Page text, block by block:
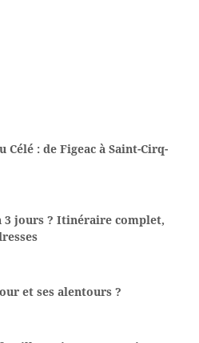
: de Figeac à Saint-Cirq-
3 jours ? Itinéraire complet,
et ses alentours ?